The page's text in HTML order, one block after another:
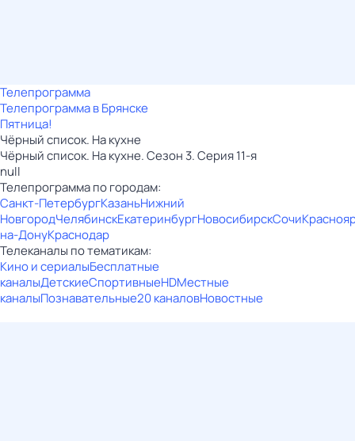
Телепрограмма
Телепрограмма в Брянске
Пятница!
Чёрный список. На кухне
Чёрный список. На кухне. Сезон 3. Серия 11-я
null
Телепрограмма по городам:
Санкт-ПетербургКазаньНижний
НовгородЧелябинскЕкатеринбургНовосибирскСочи
на-ДонуКраснодар
Телеканалы по тематикам:
Кино и сериалыБесплатные
каналыДетскиеСпортивныеHDМестные
каналыПознавательные20 каналовНовостные